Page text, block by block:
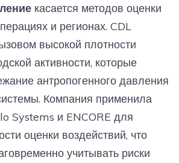
касается методов оценки
и регионах. CDL
высокой плотности
активности, которые
антропогенного давления
Компания применила
Systems и ENCORE для
оценки воздействий, что
учитывать риски